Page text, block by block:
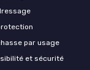
par usage
et sécurité